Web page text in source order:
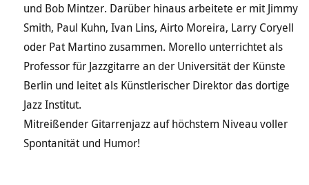
und Bob Mintzer. Darüber hinaus arbeitete er mit Jimmy
Smith, Paul Kuhn, Ivan Lins, Airto Moreira, Larry Coryell
oder Pat Martino zusammen. Morello unterrichtet als
Professor für Jazzgitarre an der Universität der Künste
Berlin und leitet als Künstlerischer Direktor das dortige
Jazz Institut.
Mitreißender Gitarrenjazz auf höchstem Niveau voller
Spontanität und Humor!